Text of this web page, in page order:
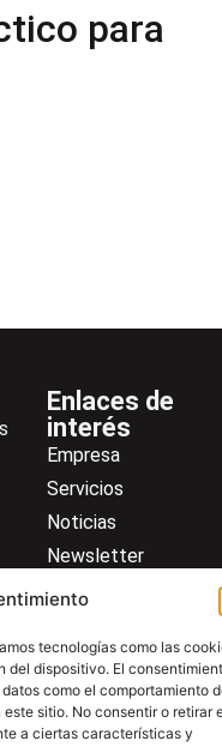
tecnologías como las
del dispositivo. El
como el comportamiento
sitio. No consentir o retirar
a ciertas características y
para
Enlaces de
interés
Empresa
Servicios
Noticias
Newsletter
Descargas
Centro de ayuda